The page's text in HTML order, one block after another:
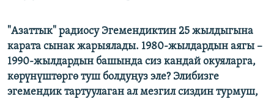
"Азаттык" радиосу Эгемендиктин 25 жылдыгына
карата сынак жарыялады. 1980-жылдардын аягы –
1990-жылдардын башында сиз кандай окуяларга,
көрүнүштөргө туш болдуңуз эле? Элибизге
эгемендик тартуулаган ал мезгил сиздин турмуш,